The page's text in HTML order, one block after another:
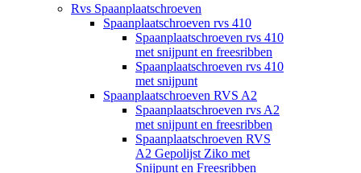
Rvs Spaanplaatschroeven
Spaanplaatschroeven rvs 410
Spaanplaatschroeven rvs 410
met snijpunt en freesribben
Spaanplaatschroeven rvs 410
met snijpunt
Spaanplaatschroeven RVS A2
Spaanplaatschroeven rvs A2
met snijpunt en freesribben
Spaanplaatschroeven RVS
A2 Gepolijst Ziko met
Snijpunt en Freesribben